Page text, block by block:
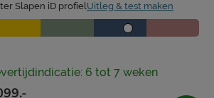
Slapen iD profielUitleg & test maken
6 tot 7 weken